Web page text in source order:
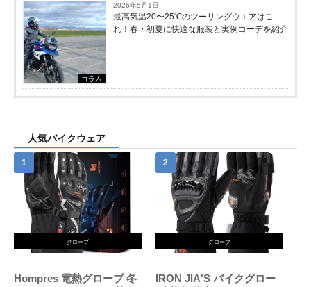
コラム
2026年5月1日
最高気温20〜25℃のツーリングウエアはこ
れ！春・初夏に快適な服装と実例コーデを紹介
人気バイクウェア
グローブ
Hompres 電熱グローブ 冬
グローブ
IRON JIA'S バイクグロー